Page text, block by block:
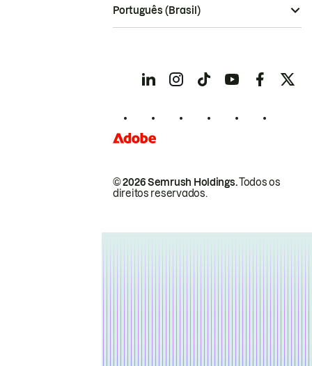
© 2026 Semrush Holdings.Todos os
direitos reservados.
Português (Brasil)